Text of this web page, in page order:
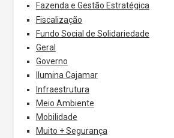
Fazenda e Gestão Estratégica
Fiscalização
Fundo Social de Solidariedade
Geral
Governo
Ilumina Cajamar
Infraestrutura
Meio Ambiente
Mobilidade
Muito + Segurança